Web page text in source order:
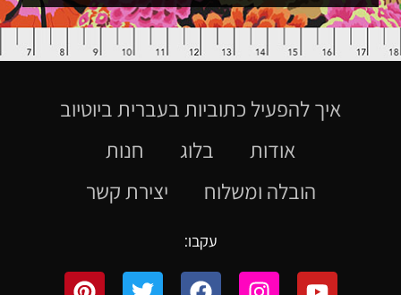
איך להפעיל כתוביות בעברית ביוטיוב
אודות
בלוג
חנות
הובלה ומשלוח
יצירת קשר
עקבו: